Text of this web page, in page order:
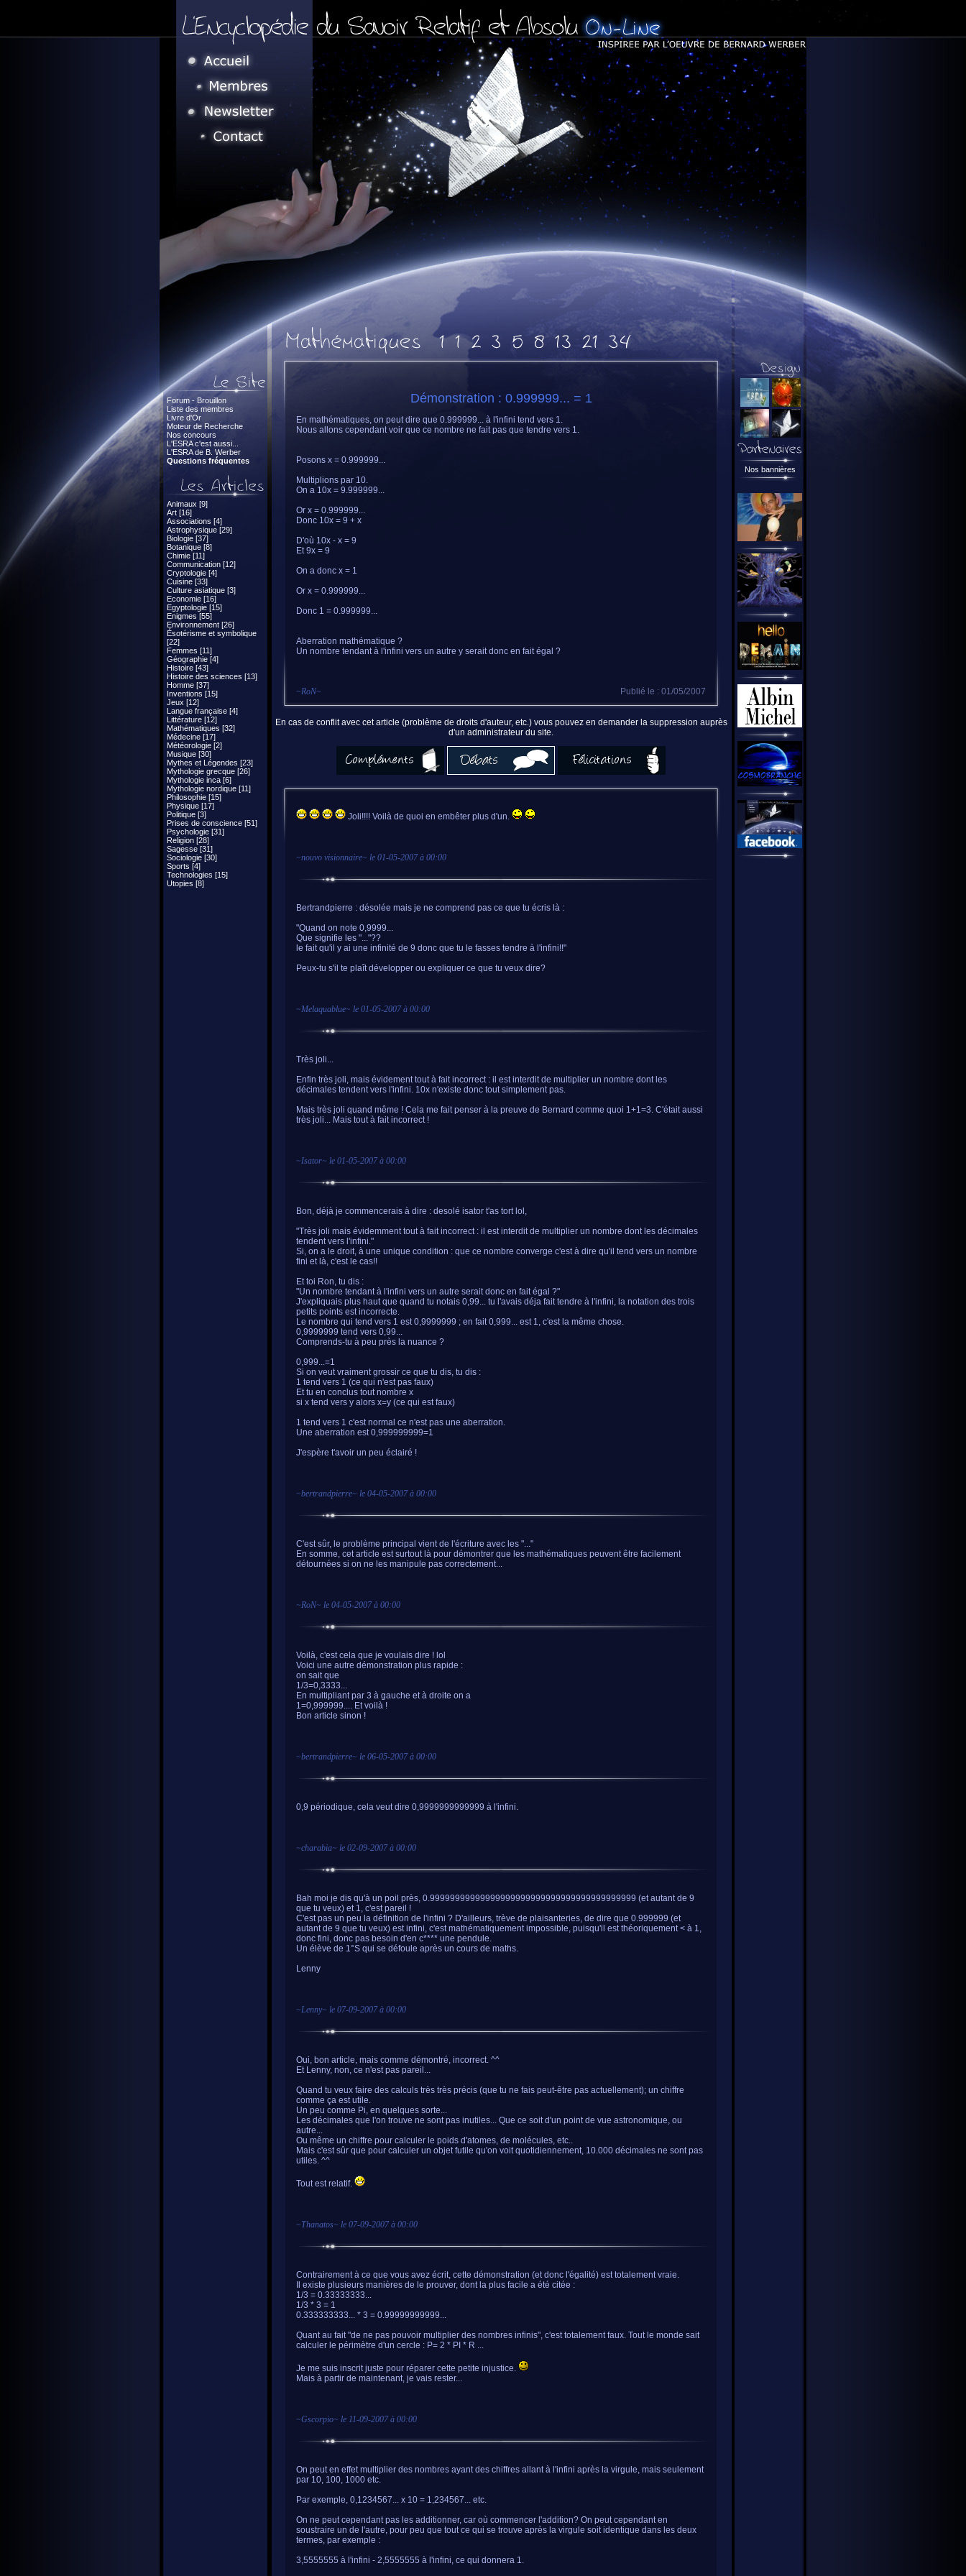
Forum - Brouillon
Liste des membres
Livre d'Or
Moteur de Recherche
Nos concours
L'ESRA c'est aussi...
L'ESRA de B. Werber
Questions fréquentes
Animaux [9]
Art [16]
Associations [4]
Astrophysique [29]
Biologie [37]
Botanique [8]
Chimie [11]
Communication [12]
Cryptologie [4]
Cuisine [33]
Culture asiatique [3]
Economie [16]
Egyptologie [15]
Enigmes [55]
Environnement [26]
Ésotérisme et symbolique
[22]
Femmes [11]
Géographie [4]
Histoire [43]
Histoire des sciences [13]
Homme [37]
Inventions [15]
Jeux [12]
Langue française [4]
Littérature [12]
Mathématiques [32]
Médecine [17]
Météorologie [2]
Musique [30]
Mythes et Légendes [23]
Mythologie grecque [26]
Mythologie inca [6]
Mythologie nordique [11]
Philosophie [15]
Physique [17]
Politique [3]
Prises de conscience [51]
Psychologie [31]
Religion [28]
Sagesse [31]
Sociologie [30]
Sports [4]
Technologies [15]
Utopies [8]
Démonstration : 0.999999... = 1
En mathématiques, on peut dire que 0.999999... à l'infini tend vers 1.
Nous allons cependant voir que ce nombre ne fait pas que tendre vers 1.
Posons x = 0.999999...
Multiplions par 10.
On a 10x = 9.999999...
Or x = 0.999999...
Donc 10x = 9 + x
D'où 10x - x = 9
Et 9x = 9
On a donc x = 1
Or x = 0.999999...
Donc 1 = 0.999999...
Aberration mathématique ?
Un nombre tendant à l'infini vers un autre y serait donc en fait égal ?
~RoN~ Publié le : 01/05/2007
En cas de conflit avec cet article (problème de droits d'auteur, etc.) vous pouvez en demander la suppression auprès
d'un administrateur du site.
Joli!!!! Voilà de quoi en embêter plus d'un.
~nouvo visionnaire~ le 01-05-2007 à 00:00
Bertrandpierre : désolée mais je ne comprend pas ce que tu écris là :
"Quand on note 0,9999...
Que signifie les "..."??
le fait qu'il y ai une infinité de 9 donc que tu le fasses tendre à l'infini!!"
Peux-tu s'il te plaît développer ou expliquer ce que tu veux dire?
~Melaquablue~ le 01-05-2007 à 00:00
Très joli...
Enfin très joli, mais évidement tout à fait incorrect : il est interdit de multiplier un nombre dont les
décimales tendent vers l'infini. 10x n'existe donc tout simplement pas.
Mais très joli quand même ! Cela me fait penser à la preuve de Bernard comme quoi 1+1=3. C'était aussi
très joli... Mais tout à fait incorrect !
~Isator~ le 01-05-2007 à 00:00
Bon, déjà je commencerais à dire : desolé isator t'as tort lol,
"Très joli mais évidemment tout à fait incorrect : il est interdit de multiplier un nombre dont les décimales
tendent vers l'infini."
Si, on a le droit, à une unique condition : que ce nombre converge c'est à dire qu'il tend vers un nombre
fini et là, c'est le cas!!
Et toi Ron, tu dis :
"Un nombre tendant à l'infini vers un autre serait donc en fait égal ?"
J'expliquais plus haut que quand tu notais 0,99... tu l'avais déja fait tendre à l'infini, la notation des trois
petits points est incorrecte.
Le nombre qui tend vers 1 est 0,9999999 ; en fait 0,999... est 1, c'est la même chose.
0,9999999 tend vers 0,99...
Comprends-tu à peu près la nuance ?
0,999...=1
Si on veut vraiment grossir ce que tu dis, tu dis :
1 tend vers 1 (ce qui n'est pas faux)
Et tu en conclus tout nombre x
si x tend vers y alors x=y (ce qui est faux)
1 tend vers 1 c'est normal ce n'est pas une aberration.
Une aberration est 0,999999999=1
J'espère t'avoir un peu éclairé !
~bertrandpierre~ le 04-05-2007 à 00:00
C'est sûr, le problème principal vient de l'écriture avec les "..."
En somme, cet article est surtout là pour démontrer que les mathématiques peuvent être facilement
détournées si on ne les manipule pas correctement...
~RoN~ le 04-05-2007 à 00:00
Voilà, c'est cela que je voulais dire ! lol
Voici une autre démonstration plus rapide :
on sait que
1/3=0,3333...
En multipliant par 3 à gauche et à droite on a
1=0,999999.... Et voilà !
Bon article sinon !
~bertrandpierre~ le 06-05-2007 à 00:00
0,9 périodique, cela veut dire 0,9999999999999 à l'infini.
~charabia~ le 02-09-2007 à 00:00
Bah moi je dis qu'à un poil près, 0.99999999999999999999999999999999999999999 (et autant de 9
que tu veux) et 1, c'est pareil !
C'est pas un peu la définition de l'infini ? D'ailleurs, trève de plaisanteries, de dire que 0.999999 (et
autant de 9 que tu veux) est infini, c'est mathématiquement impossible, puisqu'il est théoriquement < à 1,
donc fini, donc pas besoin d'en c**** une pendule.
Un élève de 1°S qui se défoule après un cours de maths.
Lenny
~Lenny~ le 07-09-2007 à 00:00
Oui, bon article, mais comme démontré, incorrect. ^^
Et Lenny, non, ce n'est pas pareil...
Quand tu veux faire des calculs très très précis (que tu ne fais peut-être pas actuellement); un chiffre
comme ça est utile.
Un peu comme Pi, en quelques sorte...
Les décimales que l'on trouve ne sont pas inutiles... Que ce soit d'un point de vue astronomique, ou
autre...
Ou même un chiffre pour calculer le poids d'atomes, de molécules, etc..
Mais c'est sûr que pour calculer un objet futile qu'on voit quotidiennement, 10.000 décimales ne sont pas
utiles. ^^
Tout est relatif.
~Thanatos~ le 07-09-2007 à 00:00
Contrairement à ce que vous avez écrit, cette démonstration (et donc l'égalité) est totalement vraie.
Il existe plusieurs manières de le prouver, dont la plus facile a été citée :
1/3 = 0.33333333...
1/3 * 3 = 1
0.333333333... * 3 = 0.99999999999...
Quant au fait "de ne pas pouvoir multiplier des nombres infinis", c'est totalement faux. Tout le monde sait
calculer le périmètre d'un cercle : P= 2 * PI * R ...
Je me suis inscrit juste pour réparer cette petite injustice.
Mais à partir de maintenant, je vais rester...
~Gscorpio~ le 11-09-2007 à 00:00
On peut en effet multiplier des nombres ayant des chiffres allant à l'infini après la virgule, mais seulement
par 10, 100, 1000 etc.
Par exemple, 0,1234567... x 10 = 1,234567... etc.
On ne peut cependant pas les additionner, car où commencer l'addition? On peut cependant en
soustraire un de l'autre, pour peu que tout ce qui se trouve après la virgule soit identique dans les deux
termes, par exemple :
3,5555555 à l'infini - 2,5555555 à l'infini, ce qui donnera 1.
Nos bannières